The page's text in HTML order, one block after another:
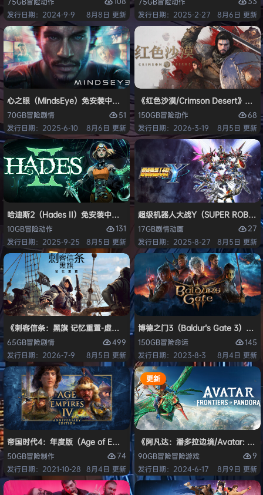
发行日期：2024-9-9
8月8日 更新
发行日期：2025-2-27
8月6日 更新
心之眼（MindsEye）免安装中文版
70GB冒险剧情
51
发行日期：2025-6-10
8月6日 更新
《红色沙漠/Crimson Desert》免安
150GB冒险动作
68
发行日期：2026-3-19
8月5日 更新
哈迪斯2（Hades II）免安装中文版
10GB冒险动作
131
发行日期：2025-9-25
8月5日 更新
超级机器人大战Y（SUPER
17GB剧情动画
27
发行日期：2025-8-27
8月5日 更新
《刺客信条：黑旗 记忆重置-虚拟机版/Assassin’s Creed Black Flag
65GB冒险剧情
499
发行日期：2026-7-9
8月5日 更新
博德之门3（Baldur’s Gate 3）免安
150GB冒险命运
145
发行日期：2023-8-3
8月4日 更新
帝国时代4：年度版（Age of Empires IV: Anniversary Edition）免安装
50GB冒险制作
74
发行日期：2021-10-28 8月4日 更新
更新
《阿凡达：潘多拉边境/Avatar:
90GB冒险冒险游戏
9
发行日期：2024-6-17
8月9日 更新